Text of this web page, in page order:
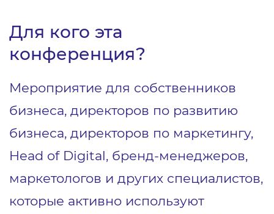
Для кого эта
конференция?
Мероприятие для собственников
бизнеса, директоров по развитию
бизнеса, директоров по маркетингу,
Head of Digital, бренд-менеджеров,
маркетологов и других специалистов,
которые активно используют